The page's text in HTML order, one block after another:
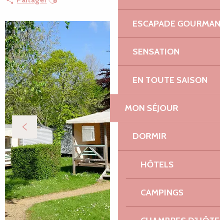
ESCAPADE
SENSATION
EN TOUTE SAISON
MON SÉJOUR
DORMIR
HÔTELS
CAMPINGS